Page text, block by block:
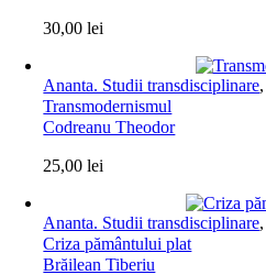
30,00lei
Ananta. Studii transdisciplinare,
Transmodernismul
Codreanu Theodor
25,00lei
Ananta. Studii transdisciplinare,
Criza pământului plat
Brăilean Tiberiu